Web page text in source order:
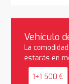
Vehículo
La
estarás en
1+1 500 €